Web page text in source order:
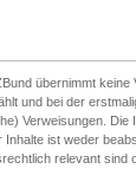
übernimmt
und bei der
Verweisungen.
ist weder
relevant sind